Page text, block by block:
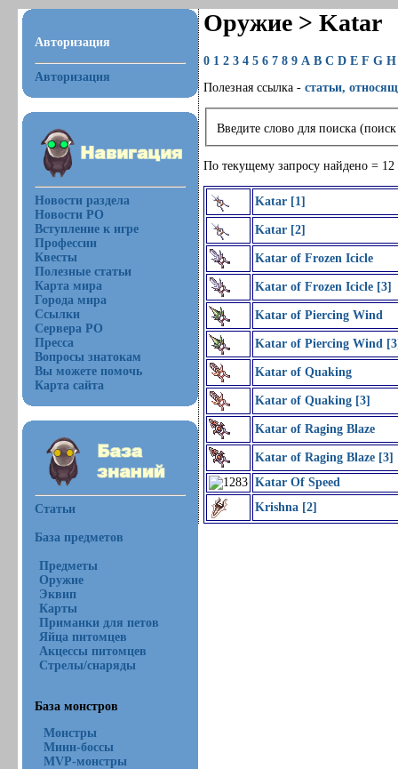
Авторизация
Авторизация
Новости раздела
Новости РО
Вступление к игре
Профессии
Квесты
Полезные статьи
Карта мира
Города мира
Ссылки
Сервера РО
Пресса
Вопросы знатокам
Вы можете помочь
Карта сайта
Статьи
База предметов
Предметы
Оружие
Эквип
Карты
Приманки для петов
Яйца питомцев
Акцессы питомцев
Стрелы/снаряды
База монстров
Монстры
Мини-боссы
MVP-монстры
Оружие > Katar
0 1 2 3 4 5 6 7 8 9 A B C D E F G H
Полезная ссылка -статьи,
Введите слово для поиска
По текущему запросу найдено = 12
Katar [1]
Katar [2]
Katar of Frozen Icicle
Katar of Frozen Icicle [3]
Katar of Piercing Wind
Katar of Piercing Wind
Katar of Quaking
Katar of Quaking [3]
Katar of Raging Blaze
Katar of Raging Blaze [3]
Katar Of Speed
Krishna [2]